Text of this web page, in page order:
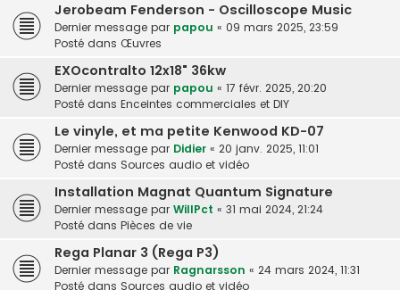
Jerobeam Fenderson - Oscilloscope Music
Dernier message par papou « 09 mars 2025, 23:59
Posté dans Œuvres
EXOcontralto 12x18" 36kw
Dernier message par papou « 17 févr. 2025, 20:20
Posté dans Enceintes commerciales et DIY
Le vinyle, et ma petite Kenwood KD-07
Dernier message par Didier « 20 janv. 2025, 11:01
Posté dans Sources audio et vidéo
Installation Magnat Quantum Signature
Dernier message par WillPct « 31 mai 2024, 21:24
Posté dans Pièces de vie
Rega Planar 3 (Rega P3)
Dernier message par Ragnarsson « 24 mars 2024, 11:31
Posté dans Sources audio et vidéo